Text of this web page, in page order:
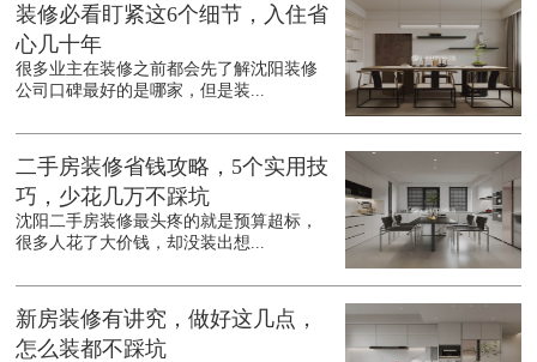
装修必看盯紧这6个细节，入住省
心几十年
很多业主在装修之前都会先了解沈阳装修
公司口碑最好的是哪家，但是装...
二手房装修省钱攻略，5个实用技
巧，少花几万不踩坑
沈阳二手房装修最头疼的就是预算超标，
很多人花了大价钱，却没装出想...
新房装修有讲究，做好这几点，
怎么装都不踩坑